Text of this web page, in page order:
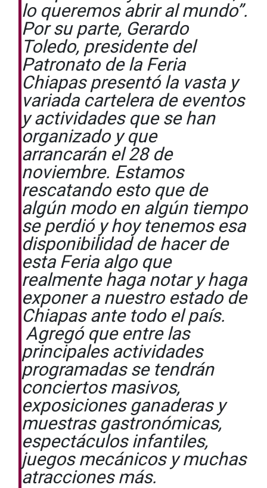
lo queremos abrir al mundo”.
Por su parte, Gerardo
Toledo, presidente del
Patronato de la Feria
Chiapas presentó la vasta y
variada cartelera de eventos
y actividades que se han
organizado y que
arrancarán el 28 de
noviembre. Estamos
rescatando esto que de
algún modo en algún tiempo
se perdió y hoy tenemos esa
disponibilidad de hacer de
esta Feria algo que
realmente haga notar y haga
exponer a nuestro estado de
Chiapas ante todo el país.
Agregó que entre las
principales actividades
programadas se tendrán
conciertos masivos,
exposiciones ganaderas y
muestras gastronómicas,
espectáculos infantiles,
juegos mecánicos y muchas
atracciones más.